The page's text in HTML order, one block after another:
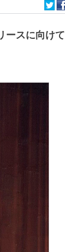
ースに向けて